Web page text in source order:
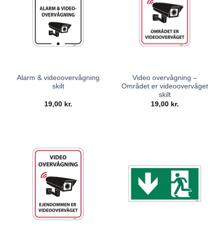
Alarm & videoovervågning
skilt
19,00 kr.
Video overvågning –
Området er videoovervåget
skilt
19,00 kr.